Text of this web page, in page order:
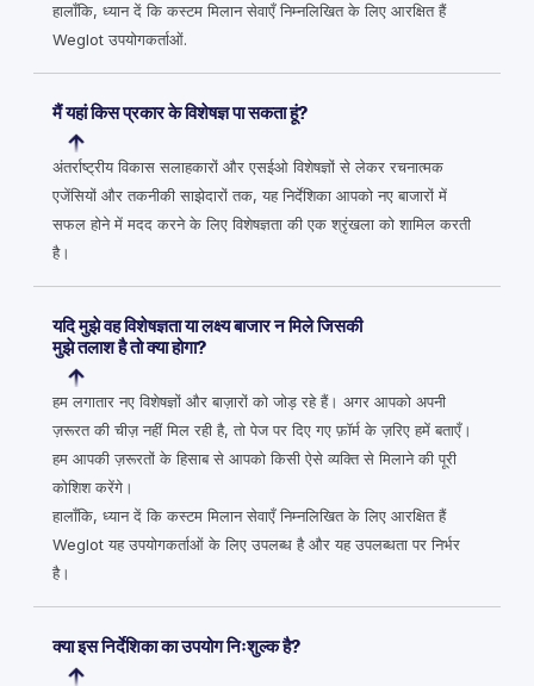
हालाँकि, ध्यान दें कि कस्टम मिलान सेवाएँ निम्नलिखित के लिए आरक्षित हैं
Weglot उपयोगकर्ताओं.
मैं यहां किस प्रकार के विशेषज्ञ पा सकता हूं?
अंतर्राष्ट्रीय विकास सलाहकारों और एसईओ विशेषज्ञों से लेकर रचनात्मक
एजेंसियों और तकनीकी साझेदारों तक, यह निर्देशिका आपको नए बाजारों में
सफल होने में मदद करने के लिए विशेषज्ञता की एक श्रृंखला को शामिल करती
है।
यदि मुझे वह विशेषज्ञता या लक्ष्य बाजार न मिले जिसकी
मुझे तलाश है तो क्या होगा?
हम लगातार नए विशेषज्ञों और बाज़ारों को जोड़ रहे हैं। अगर आपको अपनी
ज़रूरत की चीज़ नहीं मिल रही है, तो पेज पर दिए गए फ़ॉर्म के ज़रिए हमें बताएँ।
हम आपकी ज़रूरतों के हिसाब से आपको किसी ऐसे व्यक्ति से मिलाने की पूरी
कोशिश करेंगे।
हालाँकि, ध्यान दें कि कस्टम मिलान सेवाएँ निम्नलिखित के लिए आरक्षित हैं
Weglot यह उपयोगकर्ताओं के लिए उपलब्ध है और यह उपलब्धता पर निर्भर
है।
क्या इस निर्देशिका का उपयोग निःशुल्क है?